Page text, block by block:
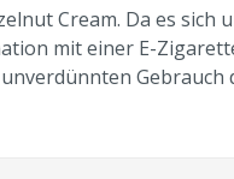
Cream. Da es
mit einer E-
Gebrauch